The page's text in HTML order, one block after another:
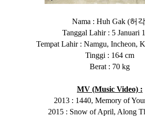
Nama : Huh Gak (허각
Tanggal Lahir : 5 Januari
Tempat Lahir : Namgu, Incheon,
Tinggi : 164 cm
Berat : 70 kg
MV (Music Video) :
2013 : 1440, Memory of
2015 : Snow of April, Along